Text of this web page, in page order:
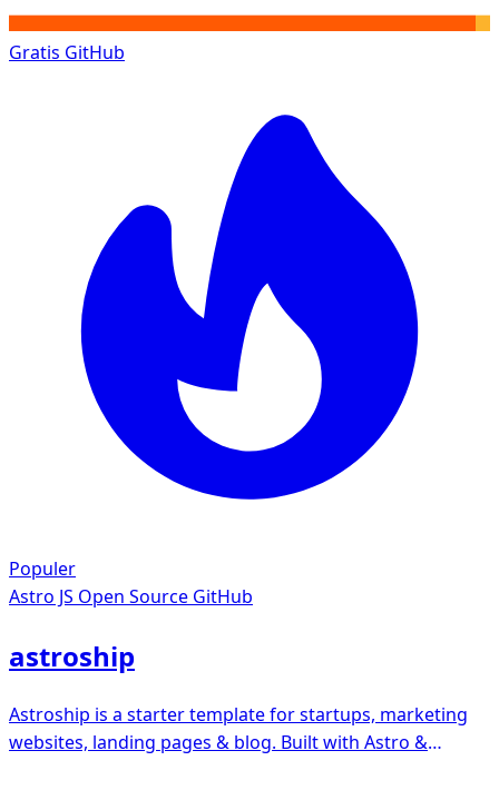
Gratis GitHub
Populer
Astro JS Open Source GitHub
astroship
Astroship is a starter template for startups, marketing
websites, landing pages & blog. Built with Astro &